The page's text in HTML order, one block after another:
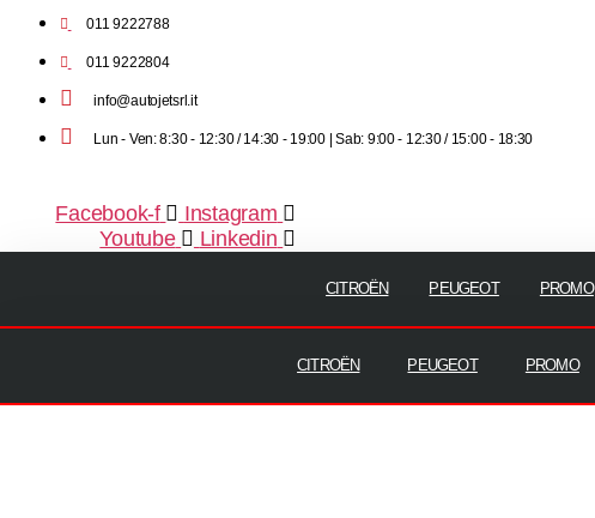
011 9222788
011 9222804
info@autojetsrl.it
Lun - Ven: 8:30 - 12:30 / 14:30 - 19:00 | Sab: 9:00 - 12:30 / 15:00 - 18:30
Facebook-f
Instagram
Youtube
Linkedin
CITROËN PEUGEOT PROMO
CITROËN PEUGEOT PROMO